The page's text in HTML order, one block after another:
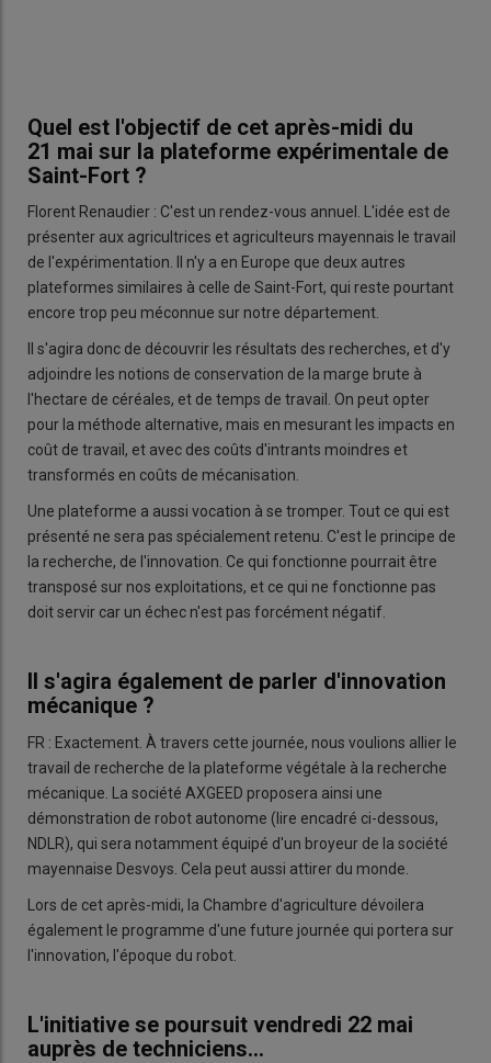
Quel est l'objectif de cet après-midi du
21 mai sur la plateforme expérimentale de
Saint-Fort ?
Florent Renaudier : C'est un rendez-vous annuel. L'idée est de
présenter aux agricultrices et agriculteurs mayennais le travail
de l'expérimentation. Il n'y a en Europe que deux autres
plateformes similaires à celle de Saint-Fort, qui reste pourtant
encore trop peu méconnue sur notre département.
Il s'agira donc de découvrir les résultats des recherches, et d'y
adjoindre les notions de conservation de la marge brute à
l'hectare de céréales, et de temps de travail. On peut opter
pour la méthode alternative, mais en mesurant les impacts en
coût de travail, et avec des coûts d'intrants moindres et
transformés en coûts de mécanisation.
Une plateforme a aussi vocation à se tromper. Tout ce qui est
présenté ne sera pas spécialement retenu. C'est le principe de
la recherche, de l'innovation. Ce qui fonctionne pourrait être
transposé sur nos exploitations, et ce qui ne fonctionne pas
doit servir car un échec n'est pas forcément négatif.
Il s'agira également de parler d'innovation
mécanique ?
FR : Exactement. À travers cette journée, nous voulions allier le
travail de recherche de la plateforme végétale à la recherche
mécanique. La société AXGEED proposera ainsi une
démonstration de robot autonome (lire encadré ci-dessous,
NDLR), qui sera notamment équipé d'un broyeur de la société
mayennaise Desvoys. Cela peut aussi attirer du monde.
Lors de cet après-midi, la Chambre d'agriculture dévoilera
également le programme d'une future journée qui portera sur
l'innovation, l'époque du robot.
L'initiative se poursuit vendredi 22 mai
auprès de techniciens...